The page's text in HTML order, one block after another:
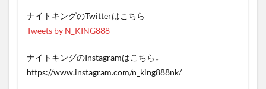
ナイトキングのTwitterはこちら
Tweets by N_KING888
ナイトキングのInstagramはこちら↓
https://www.instagram.com/n_king888nk/